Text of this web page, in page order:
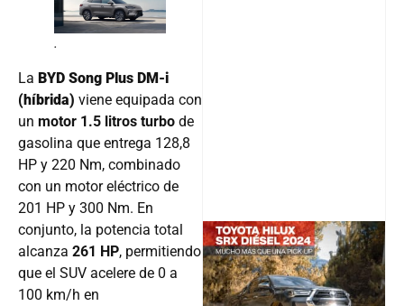
.
La BYD Song Plus DM-i
(híbrida) viene equipada con
un motor 1.5 litros turbo de
gasolina que entrega 128,8
HP y 220 Nm, combinado
con un motor eléctrico de
201 HP y 300 Nm. En
conjunto, la potencia total
alcanza 261 HP, permitiendo
que el SUV acelere de 0 a
100 km/h en